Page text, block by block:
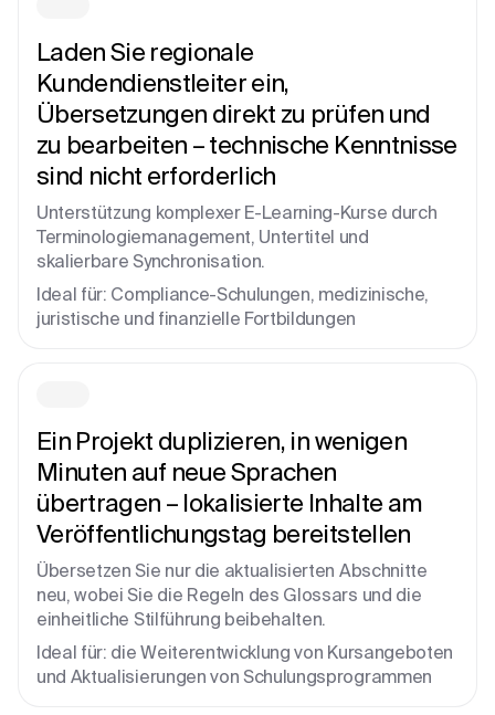
Laden Sie regionale
Kundendienstleiter ein,
Übersetzungen direkt zu prüfen und
zu bearbeiten – technische Kenntnisse
sind nicht erforderlich
Unterstützung komplexer E-Learning-Kurse durch
Terminologiemanagement, Untertitel und
skalierbare Synchronisation.
Ideal für: Compliance-Schulungen, medizinische,
juristische und finanzielle Fortbildungen
Ein Projekt duplizieren, in wenigen
Minuten auf neue Sprachen
übertragen – lokalisierte Inhalte am
Veröffentlichungstag bereitstellen
Übersetzen Sie nur die aktualisierten Abschnitte
neu, wobei Sie die Regeln des Glossars und die
einheitliche Stilführung beibehalten.
Ideal für: die Weiterentwicklung von Kursangeboten
und Aktualisierungen von Schulungsprogrammen